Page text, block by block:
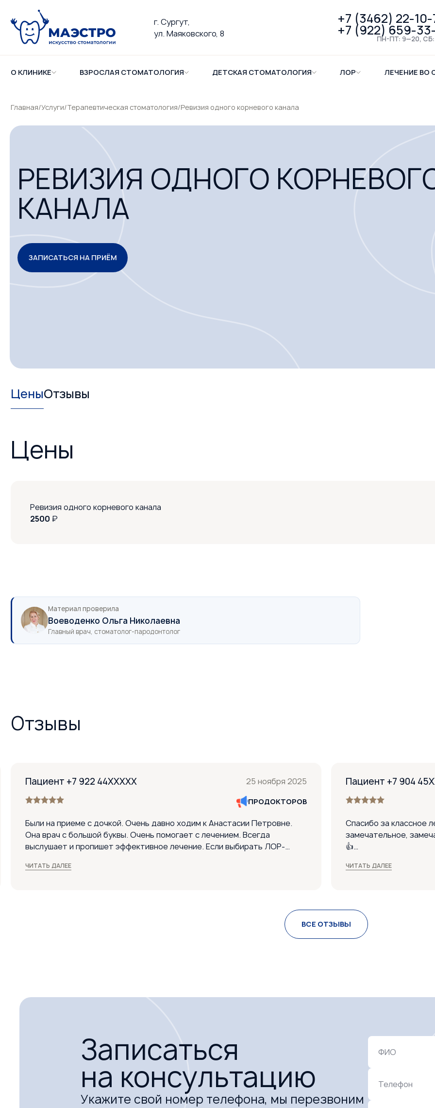
г. Сургут,
ул. Маяковского, 8
+7 (3462) 22-10-
+7 (922) 659-
ПН-ПТ: 9—20, СБ:
О КЛИНИКЕ ВЗРОСЛАЯ СТОМАТОЛОГИЯ ДЕТСКАЯ СТОМАТОЛОГИЯ ЛОР ЛЕЧЕНИЕ ВО
Главная/Услуги/Терапевтическая стоматология/Ревизия одного корневого канала
РЕВИЗИЯ ОДНОГО
КАНАЛА
ЗАПИСАТЬСЯ НА ПРИЁМ
ЦеныОтзывы
Цены
Ревизия одного корневого канала
2500 ₽
Материал проверила
Воеводенко Ольга Николаевна
Главный врач, стоматолог-пародонтолог
Отзывы
Пациент +7 922 44XXXXX 25 ноября 2025
ПРОДОКТОРОВ
Были на приеме с дочкой. Очень давно ходим к Анастасии Петровне.
Она врач с большой буквы. Очень помогает с лечением. Всегда
выслушает и пропишет эффективное лечение. Если выбирать ЛОР-
нравится ходить на прием. Врач очень доходчиво объяснила, как
ЧИТАТЬ ДАЛЕЕ
Пациент +7 904
Спасибо за классное
замечательное,
👍
Понравилось:
ЧИТАТЬ ДАЛЕЕ
ВСЕ ОТЗЫВЫ
Записаться
на консультацию
Укажите свой номер телефона, мы перезвоним
ФИО
Телефон